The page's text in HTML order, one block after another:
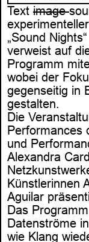
Text image
„Sound
verweist auf
Programm
wobei der
gegenseitig in
gestalten.
Die
Performances
und
Alexandra
Künstlerinnen
Aguilar
Das
Datenströme
wie Klang